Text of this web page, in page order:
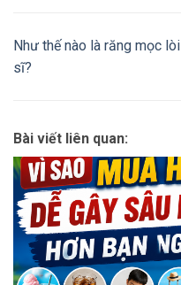
Như thế nào là răng mọc lòi
sĩ?
Bài viết liên quan: